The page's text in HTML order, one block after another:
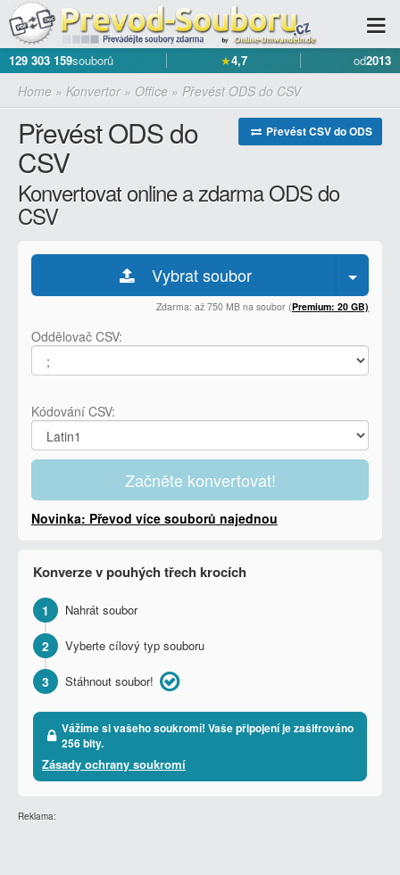
129 303 159souborů ★4,7 od2013
Home » Konvertor» Office » Převést ODS do CSV
Převést CSV do ODS
Převést ODS do
CSV
Konvertovat online a zdarma ODS do
CSV
Vybrat soubor
Zdarma: až 750 MB na soubor (Premium: 20 GB)
Oddělovač CSV:
Kódování CSV:
Začněte konvertovat!
Novinka: Převod více souborů najednou
Konverze v pouhých třech krocích
1 Nahrát soubor
2 Vyberte cílový typ souboru
3 Stáhnout soubor!
Vážíme si vašeho soukromí! Vaše připojení je zašifrováno
256 bity.
Zásady ochrany soukromí
Reklama: